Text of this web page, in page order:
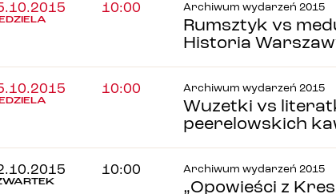
10:00 Archiwum wydarzeń 2015
Rumsztyk vs
Historia
10:00 Archiwum wydarzeń 2015
Wuzetki vs
peerelowskich
10:00 Archiwum wydarzeń 2015
„Opowieści z